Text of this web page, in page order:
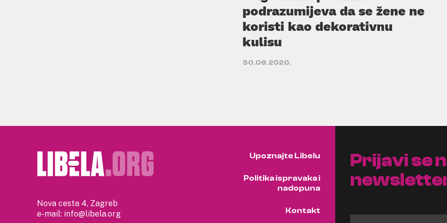
podrazumijeva da se žene ne
koristi kao dekorativnu
kulisu
30.06.2020.
Nova cesta 4, Zagreb
e-mail: info@libela.org
Upoznajte Libelu
Politika ispravaka i
nadopuna
Kontakt
Prijavi se